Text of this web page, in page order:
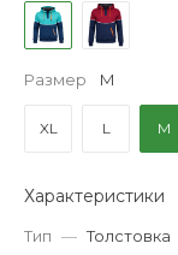
Размер M
XL L M
Характеристики
Тип — Толстовка